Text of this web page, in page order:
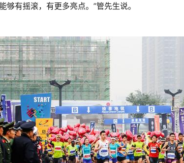
够有摇滚，有更多亮点。”管先生说。